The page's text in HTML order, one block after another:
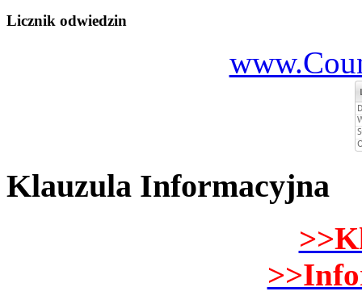
Licznik odwiedzin
Klauzula Informacyjna